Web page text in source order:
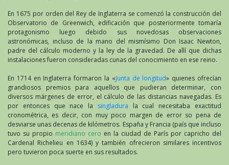
En 1675 por orden del Rey de Inglaterra se comenzó la construcción del
Observatorio de Greenwich, edificación que posteriormente tomaría
protagonismo luego debido sus novedosas observaciones
astronómicas, incluso de la mano del mismísimo Don Isaac Newton,
padre del cálculo moderno y la ley de la gravedad. De allí que dichas
instalaciones fueron consideradas cunas del conocimiento en ese reino.
En 1714 en Inglaterra formaron la «Junta de longitud» quienes ofrecían
grandiosos premios para aquellos que pudieran determinar, con
diversos márgenes de error, el cálculo de las distancias navegadas. Es
por entonces que nace la singladura la cual necesitaba exactitud
cronométrica, es decir, con muy poco margen de error so pena de
desviarse unas decenas de kilómetros. España y Francia (país que incluso
tuvo su propio meridiano cero en la ciudad de París por capricho del
Cardenal Richelieu en 1634) y también ofrecieron similares incentivos
pero tuvieron poca suerte en sus resultados.